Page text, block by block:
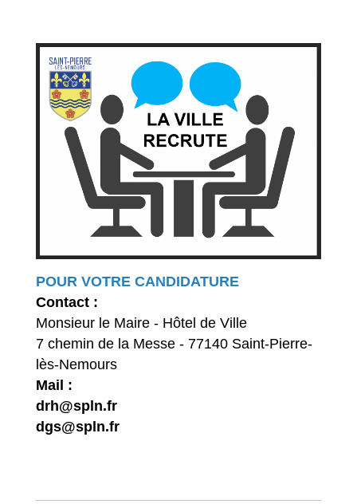
POUR VOTRE CANDIDATURE
Contact :
Monsieur le Maire - Hôtel de Ville
7 chemin de la Messe - 77140 Saint-Pierre-
lès-Nemours
Mail :
drh@spln.fr
dgs@spln.fr